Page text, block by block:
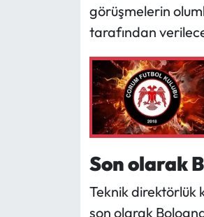
görüşmelerin
tarafından
Son olarak
Teknik direktörlük
son olarak
Yayla Haber
Yemek Tarifleri
Yerel Haberler